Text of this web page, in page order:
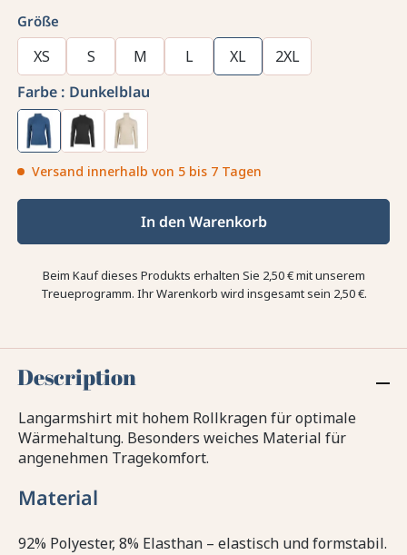
Größe
XS S M L XL
2XL
Farbe : Dunkelblau
Versand innerhalb von 5 bis 7 Tagen
In den Warenkorb
Beim Kauf dieses Produkts erhalten Sie 2,50 €mit unserem
Treueprogramm. Ihr Warenkorb wird insgesamt sein 2,50 €.
Description
Langarmshirt mit hohem Rollkragen für optimale
Wärmehaltung. Besonders weiches Material für
angenehmen Tragekomfort.
Material
92% Polyester, 8% Elasthan – elastisch und formstabil.